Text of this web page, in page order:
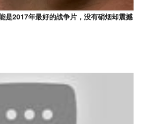
是2017年最好的战争片，没有硝烟却震撼